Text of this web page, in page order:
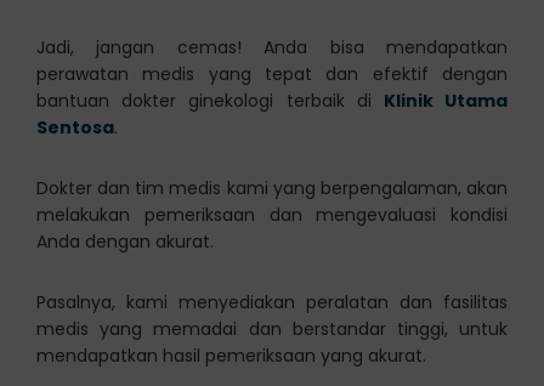
Jadi, jangan cemas! Anda bisa mendapatkan
perawatan medis yang tepat dan efektif dengan
bantuan dokter ginekologi terbaik di Klinik Utama
Sentosa.
Dokter dan tim medis kami yang berpengalaman, akan
melakukan pemeriksaan dan mengevaluasi kondisi
Anda dengan akurat.
Pasalnya, kami menyediakan peralatan dan fasilitas
medis yang memadai dan berstandar tinggi, untuk
mendapatkan hasil pemeriksaan yang akurat.